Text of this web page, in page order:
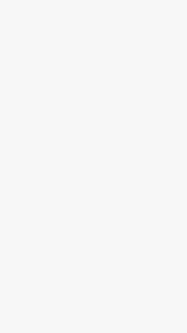
加很多重复链接，而且
，增加更多页面的浏览率